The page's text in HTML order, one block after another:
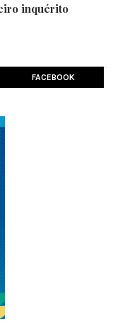
inquérito
FACEBOOK